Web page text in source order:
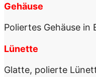
Gehäuse
Poliertes Gehäuse in
Lünette
Glatte, polierte